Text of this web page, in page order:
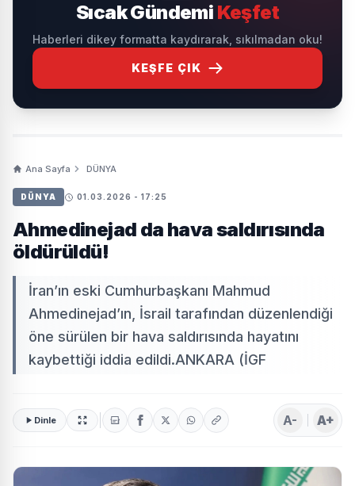
Sıcak Gündemi Keşfet
Haberleri dikey formatta kaydırarak, sıkılmadan oku!
KEŞFE ÇIK
Ana Sayfa DÜNYA
DÜNYA 01.03.2026 - 17:25
Ahmedinejad da hava saldırısında
öldürüldü!
İran’ın eski Cumhurbaşkanı Mahmud
Ahmedinejad’ın, İsrail tarafından düzenlendiği
öne sürülen bir hava saldırısında hayatını
kaybettiği iddia edildi.ANKARA (İGF
Dinle A- A+